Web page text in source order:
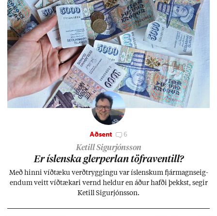
Aðsent 6
Ketill Sigurjónsson
Er ís­lenska glerperl­an töfra­ventill?
Með hinni víð­tæku verð­trygg­ingu var ís­lensk­um fjár­magns­eig­
end­um veitt víð­tæk­ari vernd held­ur en áð­ur hafði þekkst, seg­ir
Ketill Sig­ur­jóns­son.